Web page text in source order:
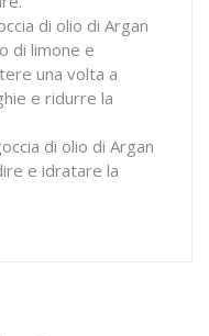
di olio di Argan
di limone e
una volta a
e ridurre la
di olio di Argan
e idratare la